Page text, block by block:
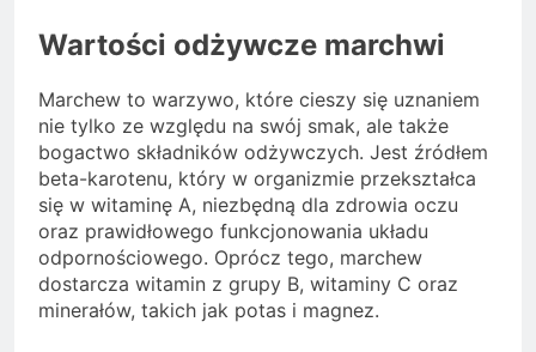
Wartości odżywcze marchwi
Marchew to warzywo, które cieszy się uznaniem
nie tylko ze względu na swój smak, ale także
bogactwo składników odżywczych. Jest źródłem
beta-karotenu, który w organizmie przekształca
się w witaminę A, niezbędną dla zdrowia oczu
oraz prawidłowego funkcjonowania układu
odpornościowego. Oprócz tego, marchew
dostarcza witamin z grupy B, witaminy C oraz
minerałów, takich jak potas i magnez.